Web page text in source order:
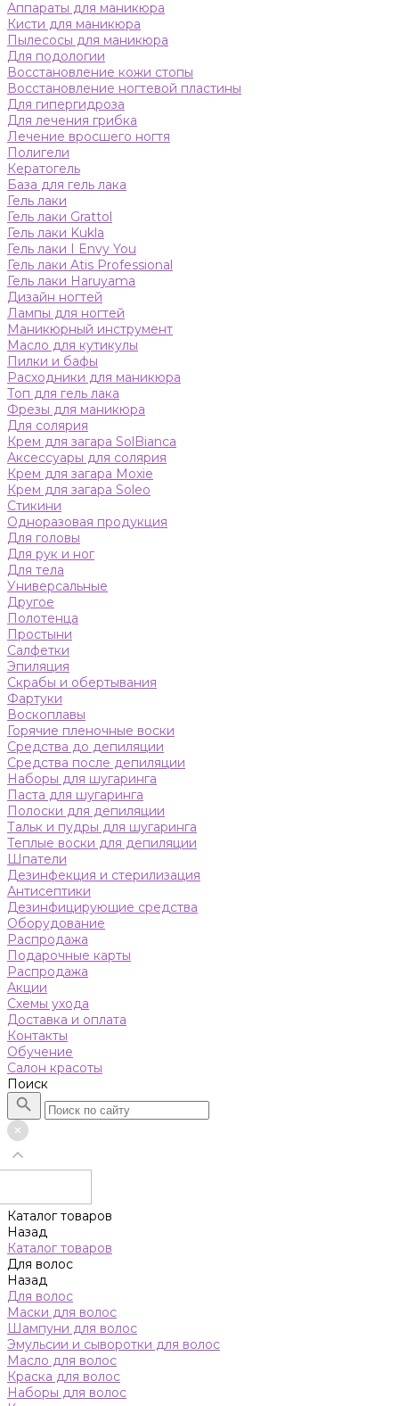
Аппараты для маникюра
Кисти для маникюра
Пылесосы для маникюра
Для подологии
Восстановление кожи стопы
Восстановление ногтевой пластины
Для гипергидроза
Для лечения грибка
Лечение вросшего ногтя
Полигели
Кератогель
База для гель лака
Гель лаки
Гель лаки Grattol
Гель лаки Kukla
Гель лаки I Envy You
Гель лаки Atis Professional
Гель лаки Haruyama
Дизайн ногтей
Лампы для ногтей
Маникюрный инструмент
Масло для кутикулы
Пилки и бафы
Расходники для маникюра
Топ для гель лака
Фрезы для маникюра
Для солярия
Крем для загара SolBianca
Аксессуары для солярия
Крем для загара Moxie
Крем для загара Soleo
Стикини
Одноразовая продукция
Для головы
Для рук и ног
Для тела
Универсальные
Другое
Полотенца
Простыни
Салфетки
Эпиляция
Скрабы и обертывания
Фартуки
Воскоплавы
Горячие пленочные воски
Средства до депиляции
Средства после депиляции
Наборы для шугаринга
Паста для шугаринга
Полоски для депиляции
Тальк и пудры для шугаринга
Теплые воски для депиляции
Шпатели
Дезинфекция и стерилизация
Антисептики
Дезинфицирующие средства
Оборудование
Распродажа
Подарочные карты
Распродажа
Акции
Схемы ухода
Доставка и оплата
Контакты
Обучение
Салон красоты
Поиск
Каталог товаров
Назад
Каталог товаров
Для волос
Назад
Для волос
Маски для волос
Шампуни для волос
Эмульсии и сыворотки для волос
Масло для волос
Краска для волос
Наборы для волос